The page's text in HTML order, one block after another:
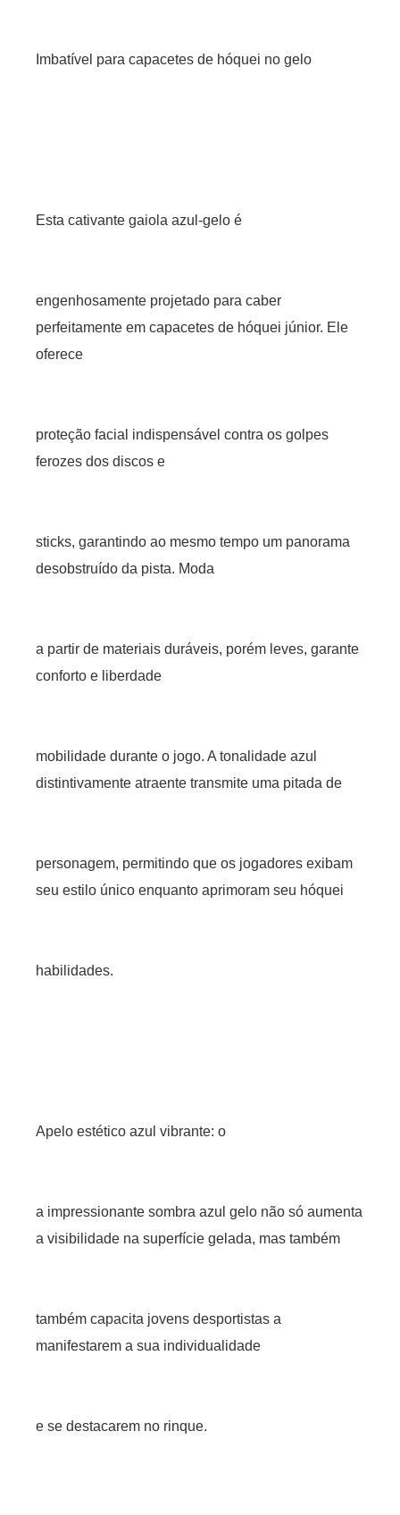
Imbatível para capacetes de hóquei no gelo
Esta cativante gaiola azul-gelo é
engenhosamente projetado para caber
perfeitamente em capacetes de hóquei júnior. Ele
oferece
proteção facial indispensável contra os golpes
ferozes dos discos e
sticks, garantindo ao mesmo tempo um panorama
desobstruído da pista. Moda
a partir de materiais duráveis, porém leves, garante
conforto e liberdade
mobilidade durante o jogo. A tonalidade azul
distintivamente atraente transmite uma pitada de
personagem, permitindo que os jogadores exibam
seu estilo único enquanto aprimoram seu hóquei
habilidades.
Apelo estético azul vibrante: o
a impressionante sombra azul gelo não só aumenta
a visibilidade na superfície gelada, mas também
também capacita jovens desportistas a
manifestarem a sua individualidade
e se destacarem no rinque.